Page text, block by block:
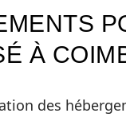
À
des